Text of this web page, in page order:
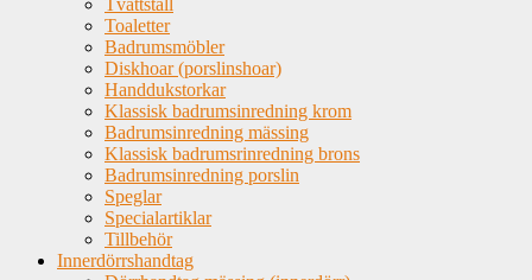
Tvättställ
Toaletter
Badrumsmöbler
Diskhoar (porslinshoar)
Handdukstorkar
Klassisk badrumsinredning krom
Badrumsinredning mässing
Klassisk badrumsrinredning brons
Badrumsinredning porslin
Speglar
Specialartiklar
Tillbehör
Innerdörrshandtag